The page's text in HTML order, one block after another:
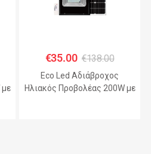
€35.00 €138.00
Eco Led Αδιάβροχος
Ηλιακός Προβολέας 200W με